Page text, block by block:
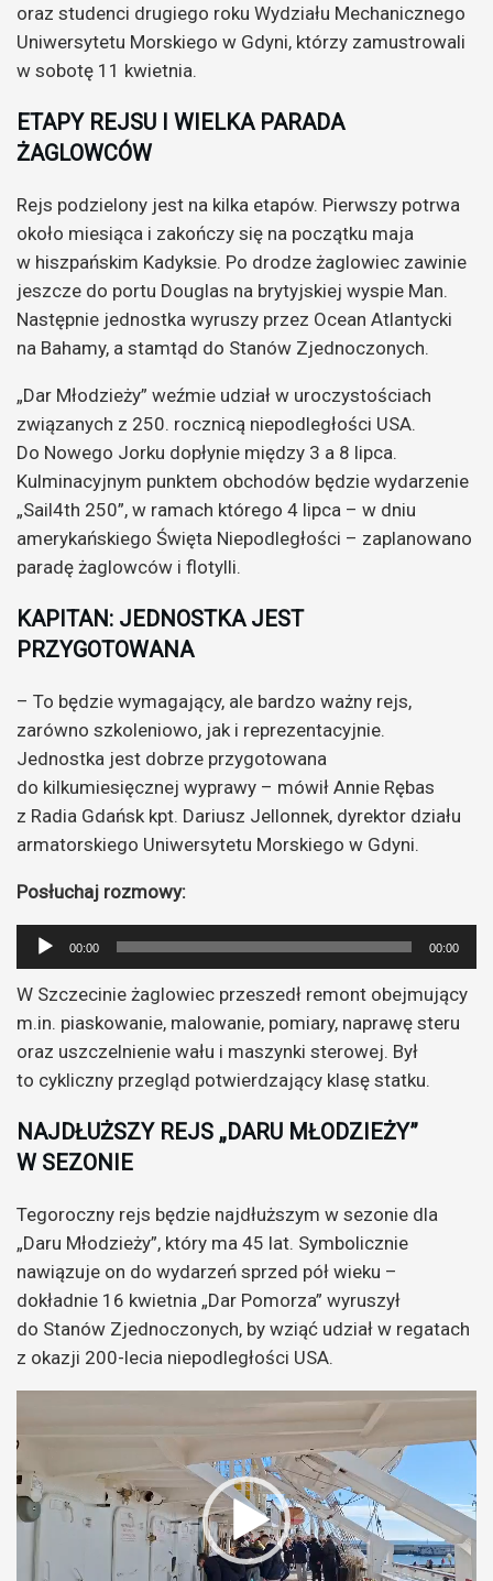
oraz studenci drugiego roku Wydziału Mechanicznego
Uniwersytetu Morskiego w Gdyni, którzy zamustrowali
w sobotę 11 kwietnia.
ETAPY REJSU I WIELKA PARADA
ŻAGLOWCÓW
Rejs podzielony jest na kilka etapów. Pierwszy potrwa
około miesiąca i zakończy się na początku maja
w hiszpańskim Kadyksie. Po drodze żaglowiec zawinie
jeszcze do portu Douglas na brytyjskiej wyspie Man.
Następnie jednostka wyruszy przez Ocean Atlantycki
na Bahamy, a stamtąd do Stanów Zjednoczonych.
„Dar Młodzieży” weźmie udział w uroczystościach
związanych z 250. rocznicą niepodległości USA.
Do Nowego Jorku dopłynie między 3 a 8 lipca.
Kulminacyjnym punktem obchodów będzie wydarzenie
„Sail4th 250”, w ramach którego 4 lipca – w dniu
amerykańskiego Święta Niepodległości – zaplanowano
paradę żaglowców i flotylli.
KAPITAN: JEDNOSTKA JEST
PRZYGOTOWANA
– To będzie wymagający, ale bardzo ważny rejs,
zarówno szkoleniowo, jak i reprezentacyjnie.
Jednostka jest dobrze przygotowana
do kilkumiesięcznej wyprawy – mówił Annie Rębas
z Radia Gdańsk kpt. Dariusz Jellonnek, dyrektor działu
armatorskiego Uniwersytetu Morskiego w Gdyni.
Posłuchaj rozmowy:
Odtwarzacz
plików
dźwiękowych
00:00 00:00
W Szczecinie żaglowiec przeszedł remont obejmujący
m.in. piaskowanie, malowanie, pomiary, naprawę steru
oraz uszczelnienie wału i maszynki sterowej. Był
to cykliczny przegląd potwierdzający klasę statku.
NAJDŁUŻSZY REJS „DARU MŁODZIEŻY”
W SEZONIE
Tegoroczny rejs będzie najdłuższym w sezonie dla
„Daru Młodzieży”, który ma 45 lat. Symbolicznie
nawiązuje on do wydarzeń sprzed pół wieku –
dokładnie 16 kwietnia „Dar Pomorza” wyruszył
do Stanów Zjednoczonych, by wziąć udział w regatach
z okazji 200-lecia niepodległości USA.